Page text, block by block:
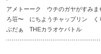
アメトーーク ウチのガヤがすみ
ろ荘〜 にちようチャップリン く
ぶだぁ THEカラオケバトル